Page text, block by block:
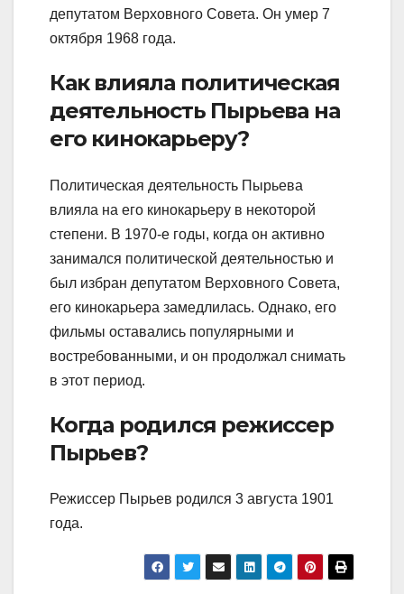
депутатом Верховного Совета. Он умер 7
октября 1968 года.
Как влияла политическая
деятельность Пырьева на
его кинокарьеру?
Политическая деятельность Пырьева
влияла на его кинокарьеру в некоторой
степени. В 1970-е годы, когда он активно
занимался политической деятельностью и
был избран депутатом Верховного Совета,
его кинокарьера замедлилась. Однако, его
фильмы оставались популярными и
востребованными, и он продолжал снимать
в этот период.
Когда родился режиссер
Пырьев?
Режиссер Пырьев родился 3 августа 1901
года.